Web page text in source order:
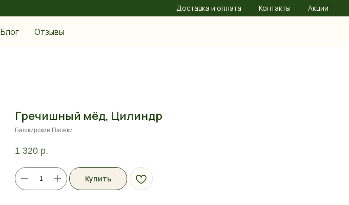
Доставка и оплата Контакты Акции
Блог Отзывы
Гречишный мёд, Цилиндр
Башкирские Пасеки
1 320 р.
Купить